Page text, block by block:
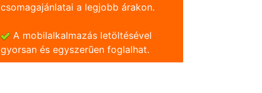
csomagajánlatai a legjobb árakon.
A mobilalkalmazás letöltésével
gyorsan és egyszerũen foglalhat.